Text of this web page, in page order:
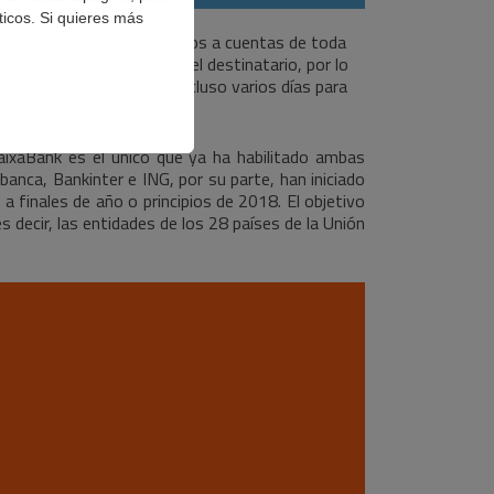
Si quieres más
de hasta 15.000 euros a cuentas de toda
y recibo del dinero, y el destinatario, por lo
que esperar horas e incluso varios días para
es el único que ya ha habilitado ambas
Bankinter e ING, por su parte, han iniciado
finales de año o principios de 2018. El objetivo
las entidades de los 28 países de la Unión